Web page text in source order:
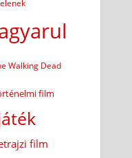
Walking Dead
film
film